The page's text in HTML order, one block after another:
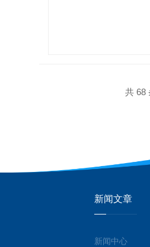
共 68
新闻文章
新闻中心